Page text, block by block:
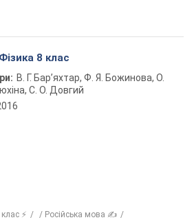
8 клас
В. Г. Бар’яхтар, Ф. Я. Божинова, О.
С. О. Довгий
клас ⚡
Російська мова ✍